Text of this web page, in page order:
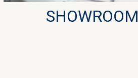
SHOWROOM